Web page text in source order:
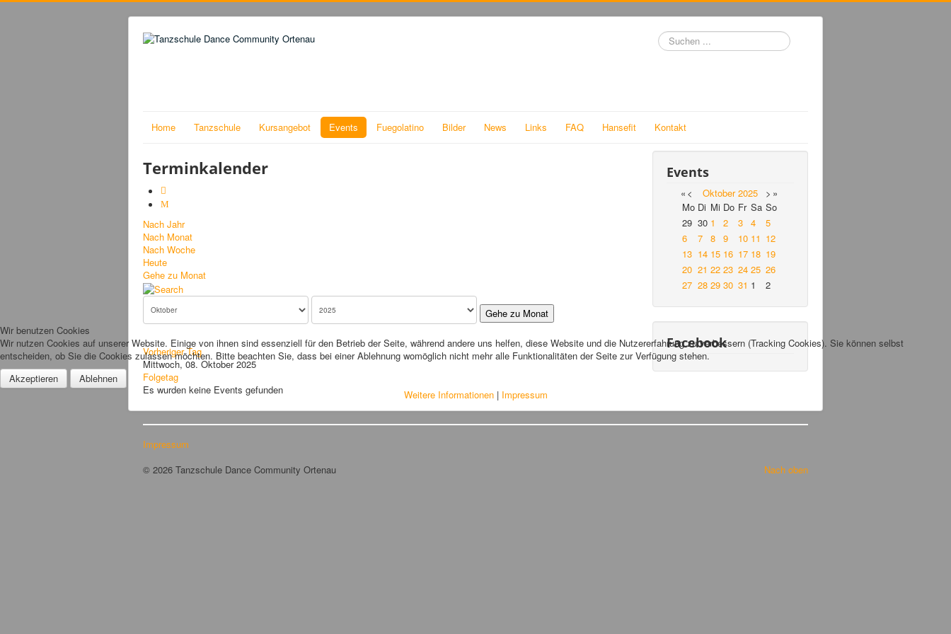
Suchen
...
Home Tanzschule Kursangebot Events Fuegolatino Bilder News Links FAQ Hansefit Kontakt
Terminkalender
Nach Jahr
Nach Monat
Nach Woche
Heute
Gehe zu Monat
Gehe zu Monat
Vorheriger Tag
Mittwoch, 08. Oktober 2025
Folgetag
Es wurden keine Events gefunden
Events
« < Oktober 2025 > »
Mo Di Mi Do Fr Sa So
29 30 1 2 3 4
5
6
7 8 9 10 11 12
13 14 15 16 17 18 19
20 21 22 23 24 25 26
27 28 29 30 31 1 2
Facebook
Impressum
Nach oben
© 2026 Tanzschule Dance Community Ortenau
Wir benutzen Cookies
Wir nutzen Cookies auf unserer Website. Einige von ihnen sind essenziell für den Betrieb der Seite, während andere uns helfen, diese Website und die Nutzererfahrung zu verbessern (Tracking Cookies). Sie können selbst
entscheiden, ob Sie die Cookies zulassen möchten. Bitte beachten Sie, dass bei einer Ablehnung womöglich nicht mehr alle Funktionalitäten der Seite zur Verfügung stehen.
Akzeptieren
Ablehnen
Weitere Informationen| Impressum